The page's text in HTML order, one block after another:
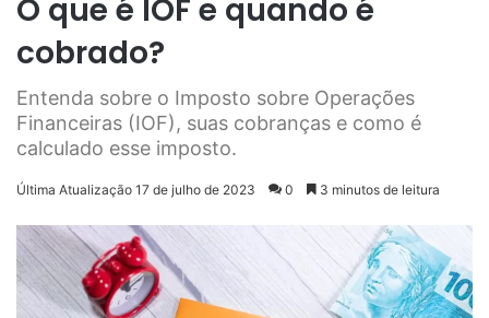
O que é IOF e quando é
cobrado?
Entenda sobre o Imposto sobre Operações
Financeiras (IOF), suas cobranças e como é
calculado esse imposto.
Última Atualização 17 de julho de 2023 0 3 minutos de leitura